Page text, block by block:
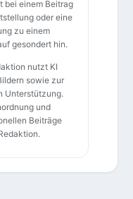
bei einem Beitrag
oder eine
zu einem
gesondert hin.
nutzt KI
sowie zur
Unterstützung.
und
Beiträge